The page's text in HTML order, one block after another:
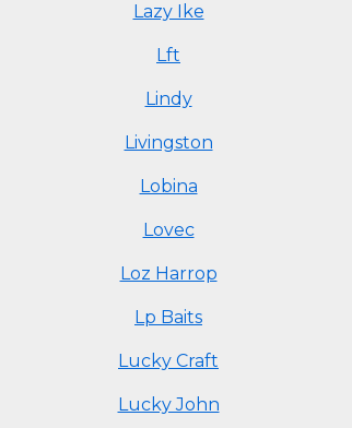
Lazy Ike
Lft
Lindy
Livingston
Lobina
Lovec
Loz Harrop
Lp Baits
Lucky Craft
Lucky John